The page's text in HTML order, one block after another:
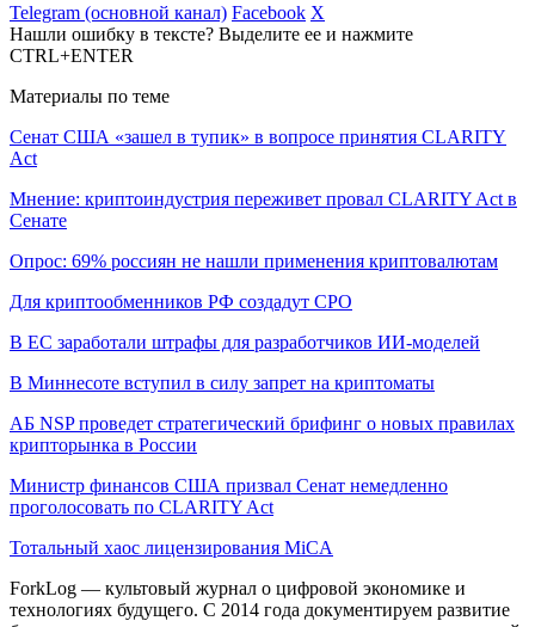
Telegram (основной канал) Facebook X
Нашли ошибку в тексте? Выделите ее и нажмите
CTRL+ENTER
Материалы по теме
Сенат США «зашел в тупик» в вопросе принятия CLARITY
Act
Мнение: криптоиндустрия переживет провал CLARITY Act в
Сенате
Опрос: 69% россиян не нашли применения криптовалютам
Для криптообменников РФ создадут СРО
В ЕС заработали штрафы для разработчиков ИИ-моделей
В Миннесоте вступил в силу запрет на криптоматы
АБ NSP проведет стратегический брифинг о новых правилах
крипторынка в России
Министр финансов США призвал Сенат немедленно
проголосовать по CLARITY Act
Тотальный хаос лицензирования MiCA
ForkLog — культовый журнал о цифровой экономике и
технологиях будущего. С 2014 года документируем развитие